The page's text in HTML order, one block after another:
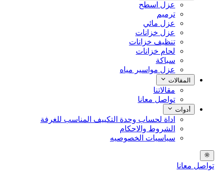
عزل اسطح
ترميم
عزل مائي
عزل خزانات
تنظيف خزانات
لحام خزانات
سباكة
عزل مواسير مياه
المقالات
مقالاتنا
تواصل معانا
أدوات
اداة لحساب وحدة التكييف المناسب للغرفة
الشروط والاحكام
سياسيات الخصوصيه
تواصل معانا